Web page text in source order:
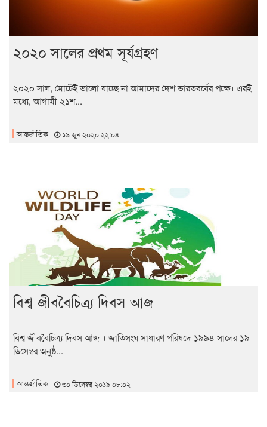
২০২০ সালের প্রথম সূর্যগ্রহণ
২০২০ সাল, মোটেই ভালো যাচ্ছে না আমাদের দেশ ভারতবর্ষের পক্ষে। এরই
মধ্যে, আগামী ২১শ...
আন্তর্জাতিক ১৯ জুন ২০২০ ২২:০৪
বিশ্ব জীববৈচিত্র্য দিবস আজ
বিশ্ব জীববৈচিত্র্য দিবস আজ । জাতিসংঘ সাধারণ পরিষদে ১৯৯৪ সালের ১৯
ডিসেম্বর অনুষ্ঠ...
আন্তর্জাতিক ৩০ ডিসেম্বর ২০১৯ ০৮:০২